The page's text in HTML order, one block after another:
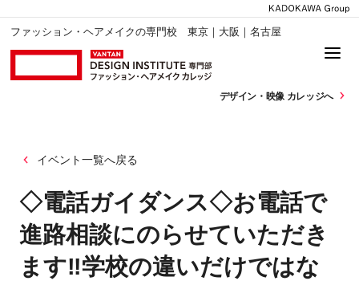
ファッション・ヘアメイクの専門校 東京｜大阪｜名古屋
デザイン・ 映像 カレッジへ
イベント一覧へ戻る
◇電話ガイダンス◇お電話で
進路相談にのらせていただき
ます‼学校の違いだけではな